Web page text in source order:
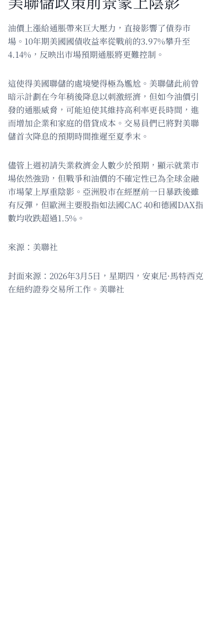
油價上漲給通脹帶來巨大壓力，直接影響了債券市
場。10年期美國國債收益率從戰前的3.97%攀升至
4.14%，反映出市場預期通脹將更難控制。
這使得美國聯儲的處境變得極為尷尬。美聯儲此前曾
暗示計劃在今年稍後降息以刺激經濟，但如今油價引
發的通脹威脅，可能迫使其維持高利率更長時間，進
而增加企業和家庭的借貸成本。交易員們已將對美聯
儲首次降息的預期時間推遲至夏季末。
儘管上週初請失業救濟金人數少於預期，顯示就業市
場依然強勁，但戰爭和油價的不確定性已為全球金融
市場蒙上厚重陰影。亞洲股市在經歷前一日暴跌後雖
有反彈，但歐洲主要股指如法國CAC 40和德國DAX指
數均收跌超過1.5%。
來源：美聯社
封面來源：2026年3月5日，星期四，安東尼·馬特西克
在紐約證券交易所工作。美聯社